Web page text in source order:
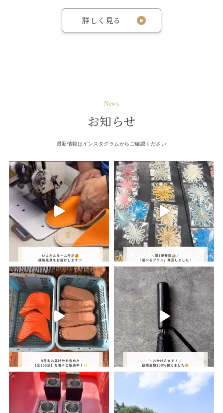
詳しく見る
News
お知らせ
最新情報はインスタグラムからご確認ください